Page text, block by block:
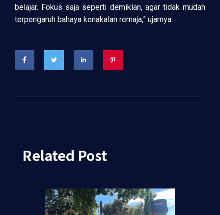
belajar. Fokus saja seperti demikian, agar tidak mudah
terpengaruh bahaya kenakalan remaja,” ujarnya.
Related Post